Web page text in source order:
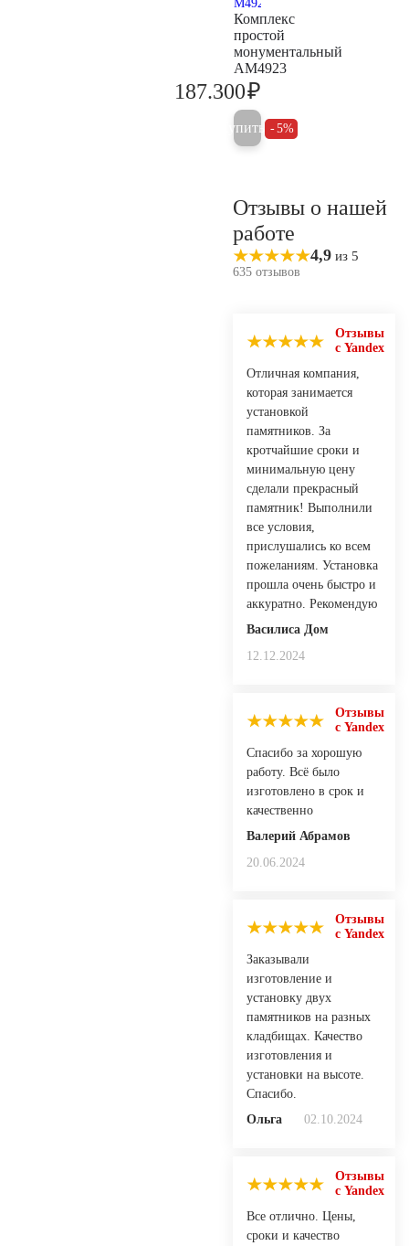
Комплекс
простой
монументальный
AM4923
187.300₽
Купить 5%
Отзывы о нашей
работе
4,9 из 5
635 отзывов
Отзывы
с Yandex
Отличная компания,
которая занимается
установкой
памятников. За
кротчайшие сроки и
минимальную цену
сделали прекрасный
памятник! Выполнили
все условия,
прислушались ко всем
пожеланиям. Установка
прошла очень быстро и
аккуратно. Рекомендую
Василиса Дом
12.12.2024
Отзывы
с Yandex
Спасибо за хорошую
работу. Всё было
изготовлено в срок и
качественно
Валерий Абрамов
20.06.2024
Отзывы
с Yandex
Заказывали
изготовление и
установку двух
памятников на разных
кладбищах. Качество
изготовления и
установки на высоте.
Спасибо.
Ольга
02.10.2024
Отзывы
с Yandex
Все отлично. Цены,
сроки и качество